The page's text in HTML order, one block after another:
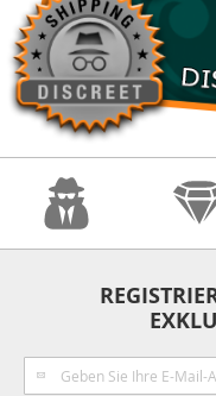
Melden
Sie